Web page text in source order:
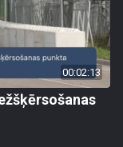
00:02:13